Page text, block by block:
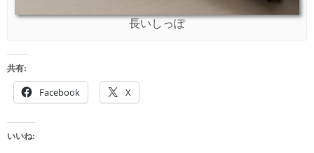
長いしっぽ
共有:
Facebook X
いいね: